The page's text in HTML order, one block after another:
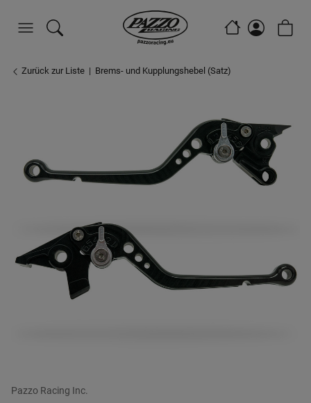
Zurück zur Liste Brems- und Kupplungshebel (Satz)
Pazzo Racing Inc.